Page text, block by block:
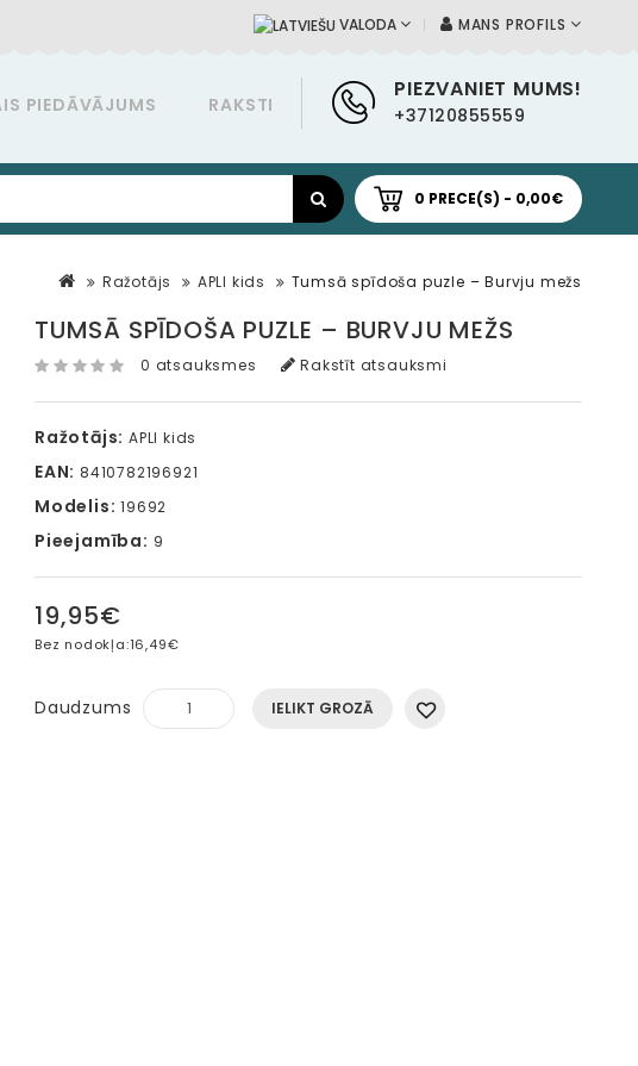
MANS PROFILS
VALODA
PIEZVANIET MUMS!
+37120855559
PIEDĀVĀJUMS RAKSTI
0 PRECE(S) - 0,00€
Ražotājs APLI kids Tumsā spīdoša puzle – Burvju mežs
TUMSĀ SPĪDOŠA PUZLE – BURVJU MEŽS
0 atsauksmes Rakstīt atsauksmi
Ražotājs: APLI kids
EAN: 8410782196921
Modelis: 19692
Pieejamība: 9
19,95€
Bez nodokļa:16,49€
Daudzums IELIKT GROZĀ